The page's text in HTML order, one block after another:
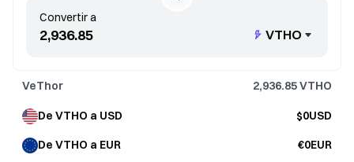
Convertir a
VTHO
VeThor 2,936.85VTHO
De VTHO a USD $0USD
De VTHO a EUR €0EUR